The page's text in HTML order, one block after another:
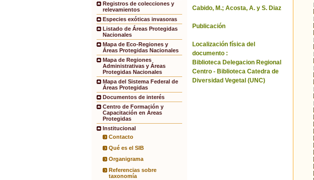
Registros de colecciones y
relevamientos
Especies exóticas invasoras
Listado de Áreas Protegidas
Nacionales
Mapa de Eco-Regiones y
Áreas Protegidas Nacionales
Mapa de Regiones
Administrativas y Áreas
Protegidas Nacionales
Mapa del Sistema Federal de
Áreas Protegidas
Documentos de interés
Centro de Formación y
Capacitación en Áreas
Protegidas
Institucional
Contacto
Qué es el SIB
Organigrama
Referencias sobre
taxonomía
Cabido, M.; Acosta, A. y S. Diaz
Publicación
Localización física del
documento :
Biblioteca Delegacion Regional
Centro - Biblioteca Catedra de
Diversidad Vegetal (UNC)